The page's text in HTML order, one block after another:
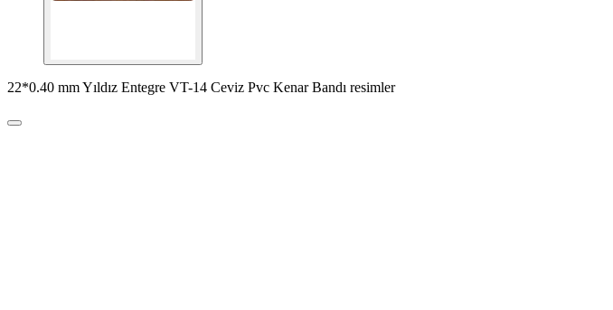
22*0.40 mm Yıldız Entegre VT-14 Ceviz Pvc Kenar Bandı resimler